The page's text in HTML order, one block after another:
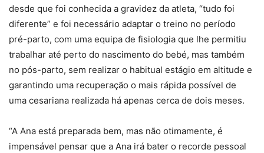
desde que foi conhecida a gravidez da atleta, “tudo foi
diferente” e foi necessário adaptar o treino no período
pré-parto, com uma equipa de fisiologia que lhe permitiu
trabalhar até perto do nascimento do bebé, mas também
no pós-parto, sem realizar o habitual estágio em altitude e
garantindo uma recuperação o mais rápida possível de
uma cesariana realizada há apenas cerca de dois meses.
“A Ana está preparada bem, mas não otimamente, é
impensável pensar que a Ana irá bater o recorde pessoal